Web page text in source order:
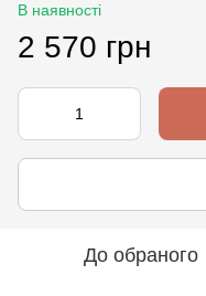
В наявності
2 570 грн
До обраного